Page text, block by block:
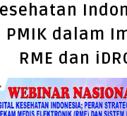
PMIK dalam
RME dan